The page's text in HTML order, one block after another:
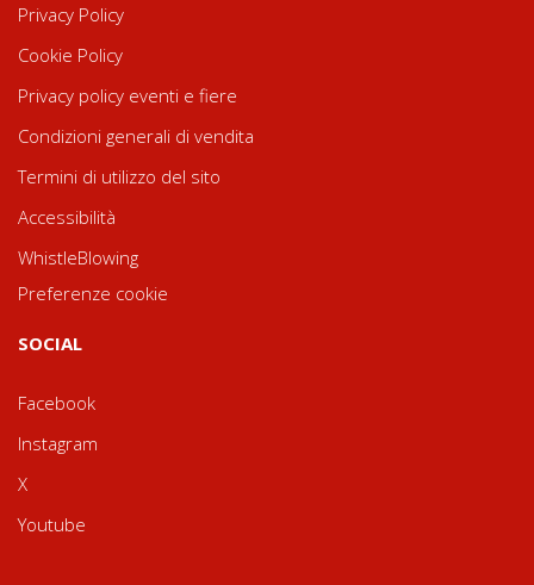
Privacy Policy
Cookie Policy
Privacy policy eventi e fiere
Condizioni generali di vendita
Termini di utilizzo del sito
Accessibilità
WhistleBlowing
Preferenze cookie
SOCIAL
Facebook
Instagram
X
Youtube